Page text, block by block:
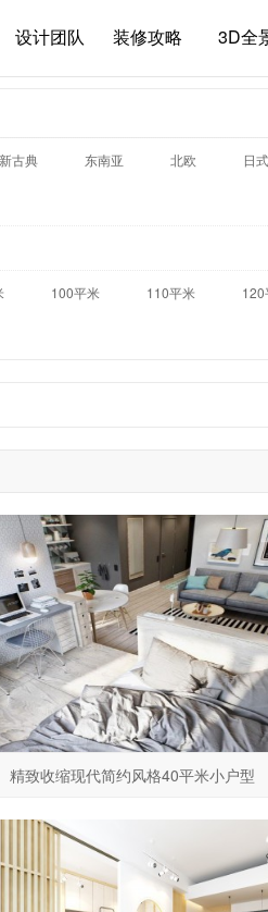
设计团队 装修攻略 3D全
新古典 东南亚 北欧 日式
100平米 110平米 120
精致收缩现代简约风格40平米小户型
装修效果图